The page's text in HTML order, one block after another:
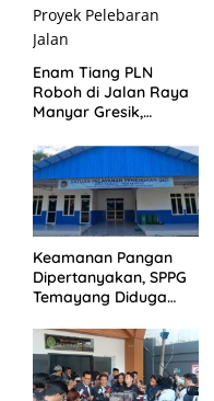
Enam Tiang PLN
Roboh di Jalan Raya
Manyar Gresik,
Proyek Pelebaran
Jalan
Keamanan Pangan
Dipertanyakan, SPPG
Temayang Diduga
SLHS